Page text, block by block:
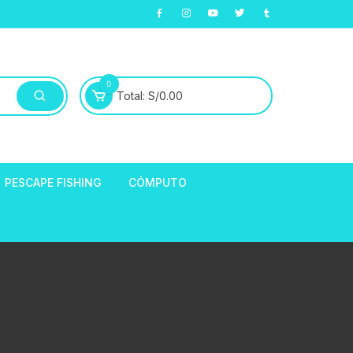
0
Total: S/0.00
PESCAPE FISHING CÓMPUTO